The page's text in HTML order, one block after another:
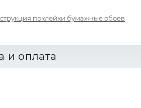
поклейки бумажные обоев
и оплата